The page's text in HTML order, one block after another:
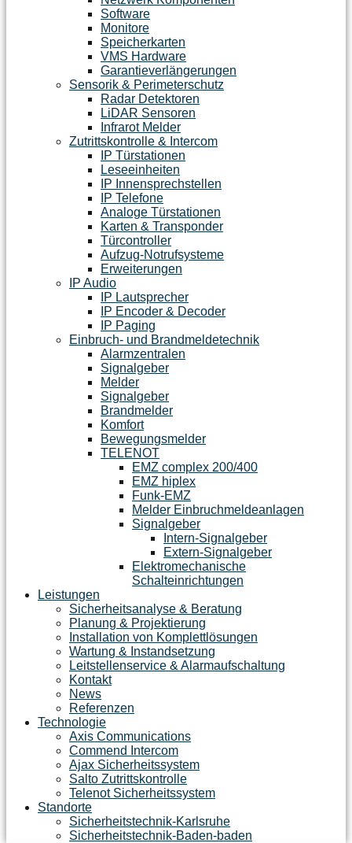
Software
Monitore
Speicherkarten
VMS Hardware
Garantieverlängerungen
Sensorik & Perimeterschutz
Radar Detektoren
LiDAR Sensoren
Infrarot Melder
Zutrittskontrolle & Intercom
IP Türstationen
Leseeinheiten
IP Innensprechstellen
IP Telefone
Analoge Türstationen
Karten & Transponder
Türcontroller
Aufzug-Notrufsysteme
Erweiterungen
IP Audio
IP Lautsprecher
IP Encoder & Decoder
IP Paging
Einbruch- und Brandmeldetechnik
Alarmzentralen
Signalgeber
Melder
Signalgeber
Brandmelder
Komfort
Bewegungsmelder
TELENOT
EMZ complex 200/400
EMZ hiplex
Funk-EMZ
Melder Einbruchmeldeanlagen
Signalgeber
Intern-Signalgeber
Extern-Signalgeber
Elektromechanische
Schalteinrichtungen
Leistungen
Sicherheitsanalyse & Beratung
Planung & Projektierung​
Installation von Komplettlösungen
Wartung & Instandsetzung
Leitstellenservice & Alarmaufschaltung
Kontakt
News
Referenzen
Technologie
Axis Communications
Commend Intercom
Ajax Sicherheitssystem​
Salto Zutrittskontrolle
Telenot Sicherheitssystem
Standorte
Sicherheitstechnik-Karlsruhe
Sicherheitstechnik-Baden-baden